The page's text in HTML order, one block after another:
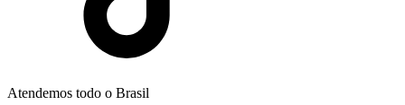
Atendemos todo o Brasil